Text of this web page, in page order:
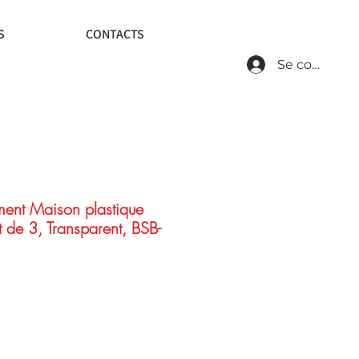
CONTACTS
Se
Maison plastique
3, Transparent, BSB-